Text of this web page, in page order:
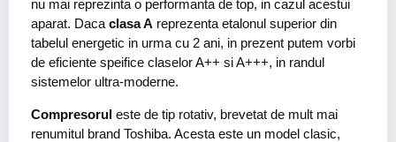
nu mai reprezinta o performanta de top, in cazul acestui
aparat. Daca clasa A reprezenta etalonul superior din
tabelul energetic in urma cu 2 ani, in prezent putem vorbi
de eficiente speifice claselor A++ si A+++, in randul
sistemelor ultra-moderne.
Compresorul este de tip rotativ, brevetat de mult mai
renumitul brand Toshiba. Acesta este un model clasic,